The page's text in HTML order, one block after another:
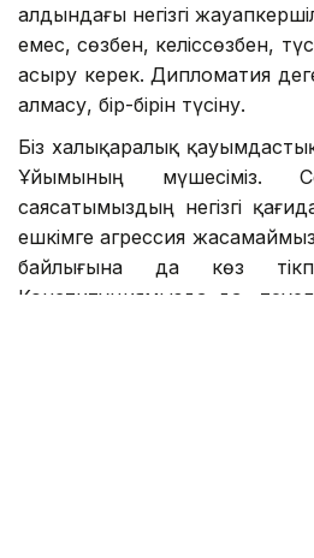
алдындағы негізгі
емес, сөзбен, келіссөзбен,
асыру керек. Дипломатия
алмасу, бір-бірін түсіну.
Біз халықаралық
Ұйымының мүшесіміз.
саясатымыздың негізгі
ешкімге агрессия
байлығына да көз
Конституциямызда да,